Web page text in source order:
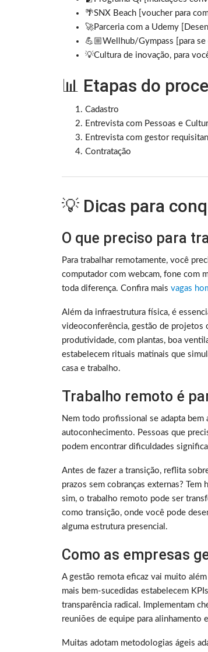
🌴SNX Beach [voucher para
🚀Parceria com a Udemy
💪🏼Wellhub/Gympass [para
💡Cultura de inovação, para
📊 Etapas do
Cadastro
Entrevista com Pessoas e
Entrevista com gestor
Contratação
💡 Dicas para
O que preciso para
Para trabalhar remotamente, você
computador com webcam, fone com
toda diferença. Confira mais vagas
Além da infraestrutura física, é
videoconferência, gestão de projetos
produtividade, com plantas, boa
estabelecem rituais matinais que
casa e trabalho.
Trabalho remoto é
Nem todo profissional se adapta
autoconhecimento. Pessoas que
podem encontrar dificuldades
Antes de fazer a transição, reflita
prazos sem cobranças externas?
sim, o trabalho remoto pode ser
como transição, onde você pode
alguma estrutura presencial.
Como as empresas
A gestão remota eficaz vai muito
mais bem-sucedidas estabelecem
transparência radical. Implementam
reuniões de equipe para alinhamento
Muitas adotam metodologias ágeis